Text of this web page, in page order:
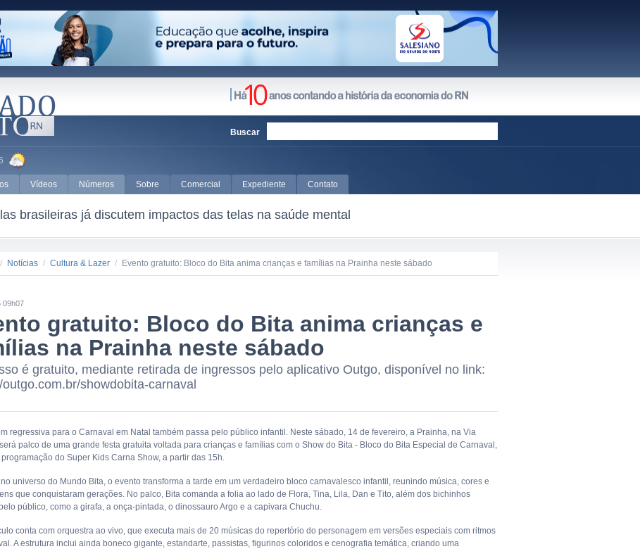
Buscar
Vídeos Números Sobre Comercial Expediente Contato
brasileiras já discutem impactos das telas na saúde mental
/ Notícias / Cultura & Lazer / Evento gratuito: Bloco do Bita anima crianças e famílias na Prainha neste sábado
09h07
gratuito: Bloco do Bita anima crianças e
na Prainha neste sábado
é gratuito, mediante retirada de ingressos pelo aplicativo Outgo, disponível no link:
outgo.com.br/showdobita-carnaval
regressiva para o Carnaval em Natal também passa pelo público infantil. Neste sábado, 14 de fevereiro, a Prainha, na Via
palco de uma grande festa gratuita voltada para crianças e famílias com o Show do Bita - Bloco do Bita Especial de Carnaval,
do Super Kids Carna Show, a partir das 15h.
no universo do Mundo Bita, o evento transforma a tarde em um verdadeiro bloco carnavalesco infantil, reunindo música, cores e
que conquistaram gerações. No palco, Bita comanda a folia ao lado de Flora, Tina, Lila, Dan e Tito, além dos bichinhos
público, como a girafa, a onça-pintada, o dinossauro Argo e a capivara Chuchu.
conta com orquestra ao vivo, que executa mais de 20 músicas do repertório do personagem em versões especiais com ritmos
A estrutura inclui ainda boneco gigante, estandarte, passistas, figurinos coloridos e cenografia temática, criando uma